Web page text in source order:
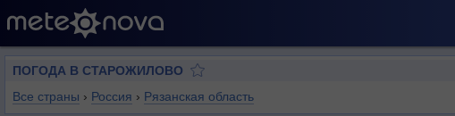
ПОГОДА В СТАРОЖИЛОВО
Все страны › Россия › Рязанская область